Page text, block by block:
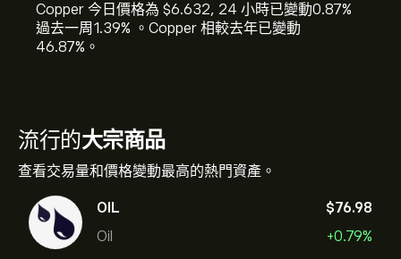
流行的大宗商品
查看交易量和價格變動最高的熱門資產。
OIL
Oil
‎$‎76.98
+0.79%
Copper 今日價格為 ‎$‎6.632, 24 小時已變動‎0.87‎%
過去一周‎1.39‎% 。Copper 相較去年已變動
‎46.87‎%。